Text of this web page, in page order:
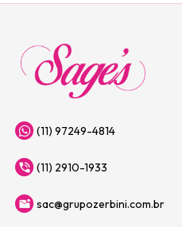
(11) 97249-4814
(11) 2910-1933
sac@grupozerbini.com.br